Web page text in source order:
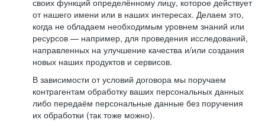
своих функций определённому лицу, которое действует
от нашего имени или в наших интересах. Делаем это,
когда не обладаем необходимым уровнем знаний или
ресурсов — например, для проведения исследований,
направленных на улучшение качества и/или создания
новых наших продуктов и сервисов.
В зависимости от условий договора мы поручаем
контрагентам обработку ваших персональных данных
либо передаём персональные данные без поручения
их обработки (так тоже можно).